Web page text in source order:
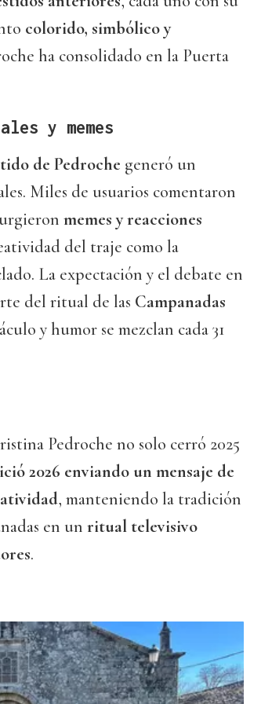
colorido, simbólico y
ha consolidado en la Puerta
y memes
de Pedroche generó un
Miles de usuarios comentaron
memes y reacciones
del traje como la
La expectación y el debate en
del ritual de las Campanadas
y humor se mezclan cada 31
Pedroche no solo cerró 2025
2026 enviando un mensaje de
, manteniendo la tradición
en un ritual televisivo
.